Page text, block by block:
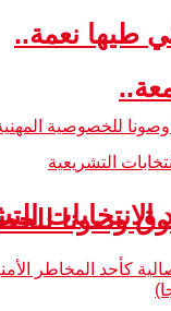
طيها نعمة..
وصونا